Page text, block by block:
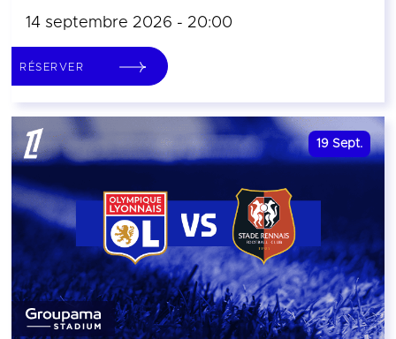
14 septembre 2026 - 20:00
RÉSERVER
19 Sept.